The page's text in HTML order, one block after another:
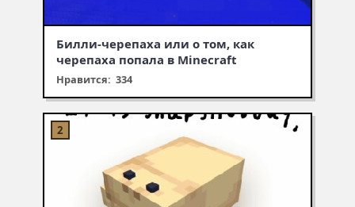
Билли-черепаха или о том, как
черепаха попала в Minecraft
Нравится: 334